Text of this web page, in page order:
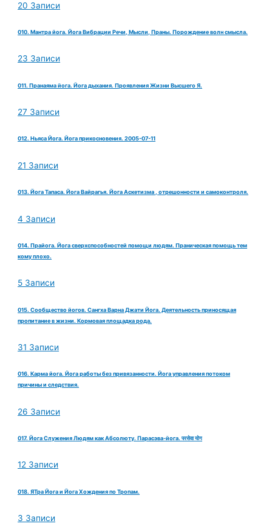
20 Записи
010. Мантра йога. Йога Вибрации Речи, Мысли, Праны. Порождение волн смысла.
23 Записи
011. Пранаяма йога. Йога дыхания. Проявления Жизни Высшего Я.
27 Записи
012. Ньяса Йога. Йога прикосновения. 2005-07-11
21 Записи
013. Йога Тапаса. Йога Вайрагья. Йога Аскетизма , отрешонности и самоконтроля.
4 Записи
014. Прайога. Йога сверхспособностей помощи людям. Праническая помощь тем
кому плохо.
5 Записи
015. Сообщество йогов. Сангха Варна Джати Йога. Деятельность приносящая
пропитание в жизни. Кормовая площадка рода.
31 Записи
016. Карма йога. Йога работы без привязанности. Йога управления потоком
причины и следствия.
26 Записи
017. Йога Служения Людям как Абсолюту. Парасэва-йога. परसेवा योग
12 Записи
018. ЯТра Йога и Йога Хождения по Тропам.
3 Записи